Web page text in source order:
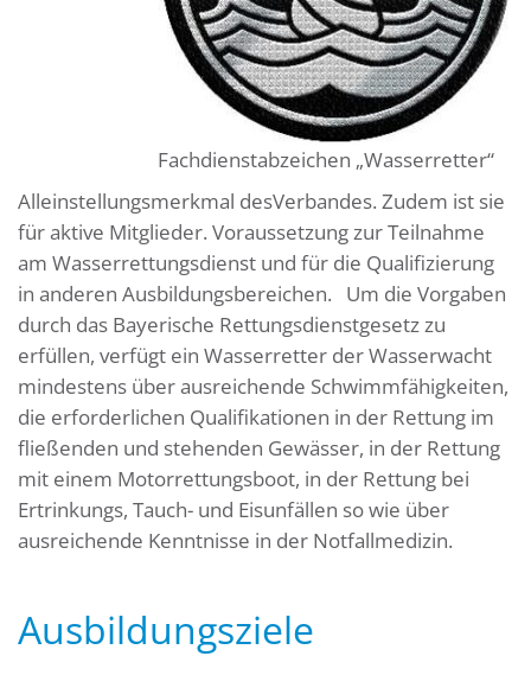
Fachdienstabzeichen „Wasserretter“
Alleinstellungsmerkmal desVerbandes. Zudem ist sie
für aktive Mitglieder. Voraussetzung zur Teilnahme
am Wasserrettungsdienst und für die Qualifizierung
in anderen Ausbildungsbereichen. Um die Vorgaben
durch das Bayerische Rettungsdienstgesetz zu
erfüllen, verfügt ein Wasserretter der Wasserwacht
mindestens über ausreichende Schwimmfähigkeiten,
die erforderlichen Qualifikationen in der Rettung im
fließenden und stehenden Gewässer, in der Rettung
mit einem Motorrettungsboot, in der Rettung bei
Ertrinkungs, Tauch- und Eisunfällen so wie über
ausreichende Kenntnisse in der Notfallmedizin.
Ausbildungsziele